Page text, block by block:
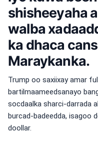
shisheeyaha
walba
ka dhaca
Maraykanka.
Trump oo saxiixay amar
bartilmaameedsanayo
socdaalka sharci-darrada
burcad-badeedda, isagoo
doollar.